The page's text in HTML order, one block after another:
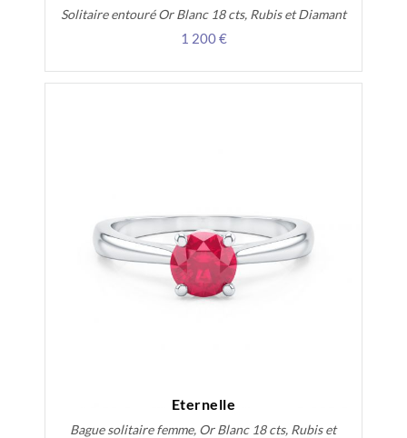
Solitaire entouré Or Blanc 18 cts, Rubis et Diamant
1 200 €
Eternelle
Bague solitaire femme, Or Blanc 18 cts, Rubis et